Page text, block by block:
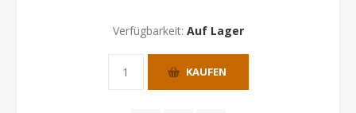
Verfügbarkeit: Auf Lager
KAUFEN